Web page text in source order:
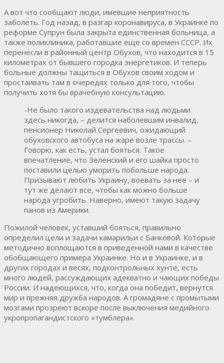
А вот что сообщают люди, имевшие неприятность
заболеть. Год назад, в разгар коронавируса, в Украинке по
реформе Супрун была закрыта единственная больница, а
также поликлиника, работавшие еще со времен СССР. Их
перенесли в районный центр Обухов, что находится в 15
километрах от бывшего городка энергетиков. И теперь
больные должны тащиться в Обухов своим ходом и
простаивать там в очередях только для того, чтобы
получить хотя бы врачебную консультацию.
-Не было такого издевательства над людьми
здесь никогда, – делится наболевшим инвалид,
пенсионер Николай Сергеевич, ожидающий
обуховского автобуса на жаре возле трассы. –
Говорю, как есть, устал бояться. Такое
впечатление, что Зеленский и его шайка просто
поставили целью уморить побольше народа.
Призывают любить Украину, воевать за нее – и
тут же делают все, чтобы как можно больше
народа угробить. Наверно, имеют такую задачу
панов из Америки.
Пожилой человек, уставший бояться, правильно
определил цели и задачи камарильи с Банковой. Которые
методично воплощаются в приведенной нами в качестве
обобщающего примера Украинке. Но и в Украинке, и в
других городах и весях, подконтрольных хунте, есть
много людей, рассуждающих адекватно и чающих победы
России. И надеющихся, что, когда она победит, вернутся
мир и прежняя дружба народов. А громадяне с промытыми
мозгами прозреют вскоре после выключения медийного
укропропагандистского «тумблера».